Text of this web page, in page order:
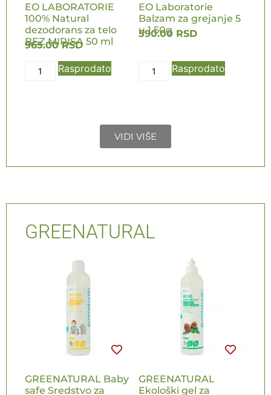
EO LABORATORIE
100% Natural
dezodorans za telo
BEZ MIRISA 50 ml
965.00RSD
Rasprodato
EO Laboratorie
Balzam za grejanje 5
u 1 50g
590.00 RSD
Rasprodato
VIDI VIŠE
GREENATURAL
GREENATURAL Baby
safe Sredstvo za
GREENATURAL
Ekološki gel za